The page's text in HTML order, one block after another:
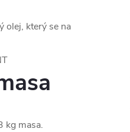
olej, který se na
kg masa.